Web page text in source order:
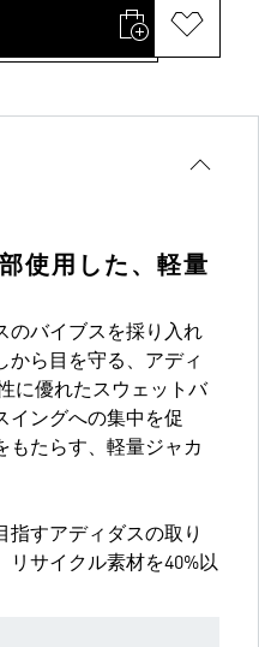
使用した、軽量
のバイブスを採り入れ
から目を守る、アディ
に優れたスウェットバ
イングへの集中を促
もたらす、軽量ジャカ
指すアディダスの取り
リサイクル素材を40%以